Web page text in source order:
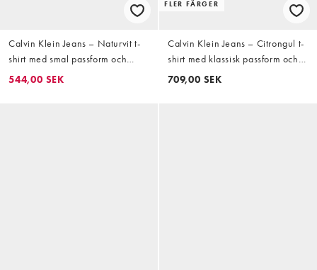
Calvin Klein Jeans – Naturvit t-
shirt med smal passform och
kantrand
544,00 SEK
FLER FÄRGER
Calvin Klein Jeans – Citrongul t-
shirt med klassisk passform och
broderad, marinblå logga
709,00 SEK